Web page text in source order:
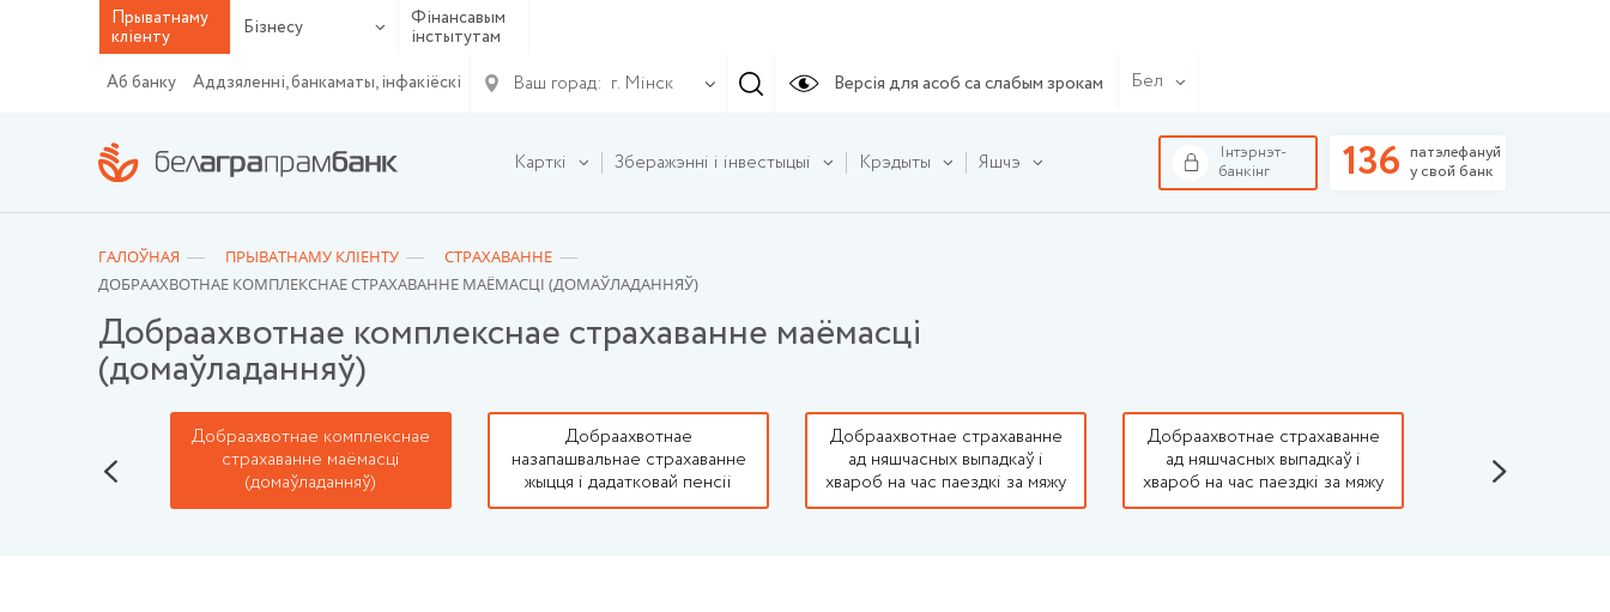
Прыватнаму
кліенту
Бізнесу
Фінансавым
інстытутам
Аб банку
Аддзяленні, банкаматы, інфакіёскі Ваш горад: г. Мінск Версія для асоб са слабым зрокам Бел
Карткі Зберажэнні і інвестыцыі Крэдыты Яшчэ
Інтэрнэт-
банкінг
136 патэлефануй
у свой банк
ГАЛОЎНАЯ ПРЫВАТНАМУ КЛІЕНТУ
СТРАХАВАННЕ
ДОБРААХВОТНАЕ КОМПЛЕКСНАЕ СТРАХАВАННЕ МАЁМАСЦІ (ДОМАЎЛАДАННЯЎ)
Добраахвотнае комплекснае страхаванне маёмасці
(домаўладанняў)
Добраахвотнае комплекснае
страхаванне маёмасці
(домаўладанняў)
Добраахвотнае
назапашвальнае страхаванне
жыцця і дадатковай пенсіі
Добраахвотнае страхаванне
ад няшчасных выпадкаў і
хвароб на час паездкі за мяжу
Добраахвотнае страхаванне
ад няшчасных выпадкаў і
хвароб на час паездкі за мяжу
грамадзянскай
ўладальнікаў